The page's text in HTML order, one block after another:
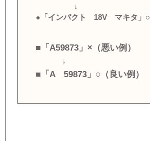
↓
●「インパクト 18V マキタ」○
■「A59873」×（悪い例）
↓
■「A 59873」○（良い例）